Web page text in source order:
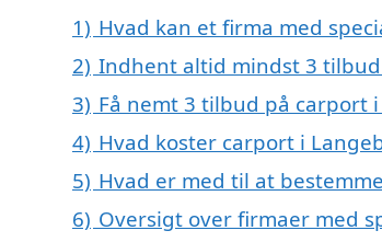
1) Hvad kan et firma med
2) Indhent altid mindst 3
3) Få nemt 3 tilbud på carport
4) Hvad koster carport i
5) Hvad er med til at
6) Oversigt over firmaer med